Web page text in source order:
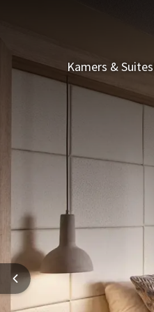
Kamers & Suites